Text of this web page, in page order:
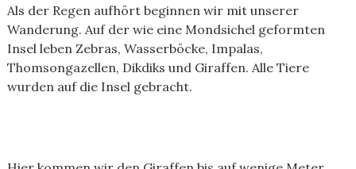
Als der Regen aufhört beginnen wir mit unserer
Wanderung. Auf der wie eine Mondsichel geformten
Insel leben Zebras, Wasserböcke, Impalas,
Thomsongazellen, Dikdiks und Giraffen. Alle Tiere
wurden auf die Insel gebracht.